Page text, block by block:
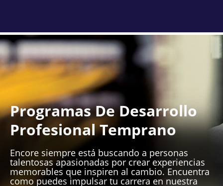
Programas De Desarrollo
Profesional Temprano
Encore siempre está buscando a personas
talentosas apasionadas por crear experiencias
memorables que inspiren al cambio. Encuentra
como puedes impulsar tu carrera en nuestra